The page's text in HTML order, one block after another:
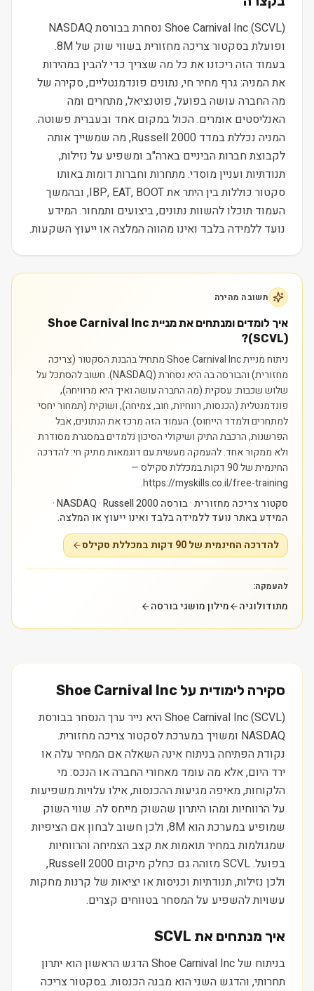
Shoe Carnival Inc (SCVL) נסחרת בבורסת NASDAQ
ופועלת בסקטור צריכה מחזורית בשווי שוק של 8M.
בעמוד הזה ריכזנו את כל מה שצריך כדי להבין במהירות
את המניה: גרף מחיר חי, נתונים פונדמנטליים, סקירה של
מה החברה עושה בפועל, פוטנציאל, מתחרים ומה
האנליסטים אומרים. הכול במקום אחד ובעברית פשוטה.
המניה נכללת במדד Russell 2000, מה שמשייך אותה
לקבוצת חברות הביניים בארה"ב ומשפיע על נזילות,
תנודתיות ועניין מוסדי. מתחרות וחברות דומות באותו
סקטור כוללות בין היתר את IBP, EAT, BOOT, ובהמשך
העמוד תוכלו להשוות נתונים, ביצועים ותמחור. המידע
נועד ללמידה בלבד ואינו מהווה המלצה או ייעוץ השקעות.
תשובה מהירה
איך לומדים ומנתחים את מניית Shoe Carnival Inc
(SCVL)?
ניתוח מניית Shoe Carnival Inc מתחיל בהבנת הסקטור (צריכה
מחזורית) והבורסה בה היא נסחרת (NASDAQ). חשוב להסתכל על
שלוש שכבות: עסקית (מה החברה עושה ואיך היא מרוויחה),
פונדמנטלית (הכנסות, רווחיות, חוב, צמיחה), ושוקית (תמחור יחסי
למתחרים ולמדד הייחוס). העמוד הזה מרכז את הנתונים, אבל
הפרשנות, הרכבת התיק ושיקולי הסיכון נלמדים במסגרת מסודרת
ולא ממקור אחד.להעמקה מעשית עם דוגמאות מתיק חי: להדרכה
החינמית של 90 דקות במכללת סקילס —
https://myskills.co.il/free-training.
סקטור צריכה מחזורית · בורסה NASDAQ · Russell 2000 ·
המידע באתר נועד ללמידה בלבד ואינו ייעוץ או המלצה.
להדרכה החינמית של 90 דקות במכללת סקילס
להעמקה:
מתודולוגיה מילון מושגי בורסה
סקירה לימודית על Shoe Carnival Inc
Shoe Carnival Inc (SCVL) היא נייר ערך הנסחר בבורסת
NASDAQ ומשויך במערכת לסקטור צריכה מחזורית.
נקודת הפתיחה בניתוח אינה השאלה אם המחיר עלה או
ירד היום, אלא מה עומד מאחורי החברה או הנכס: מי
הלקוחות, מאיפה מגיעות ההכנסות, אילו עלויות משפיעות
על הרווחיות ומהו היתרון שהשוק מייחס לה. שווי השוק
שמופיע במערכת הוא 8M, ולכן חשוב לבחון אם הציפיות
שמגולמות במחיר תואמות את קצב הצמיחה והרווחיות
בפועל. SCVL מזוהה גם כחלק מיקום Russell 2000,
ולכן נזילות, תנודתיות וכניסות או יציאות של קרנות מחקות
עשויות להשפיע על המסחר בטווחים קצרים.
איך מנתחים את SCVL
בניתוח של Shoe Carnival Inc הדגש הראשון הוא יתרון
תחרותי, והדגש השני הוא מבנה הכנסות. בסקטור צריכה